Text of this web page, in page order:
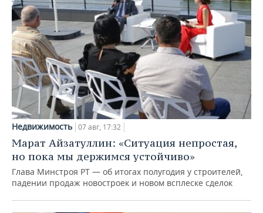
Недвижимость 07 авг, 17:32
Марат Айзатуллин: «Ситуация непростая,
но пока мы держимся устойчиво»
Глава Минстроя РТ — об итогах полугодия у строителей,
падении продаж новостроек и новом всплеске сделок